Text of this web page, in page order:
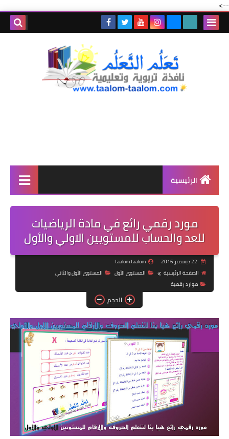
-->
الرئيسية
مورد رقمي رائع في مادة الرياضيات
للعد والحساب للمستويين الاولي والأول
taalom taalom
الصفحة الرئيسية
المستوى الأول
المستوى الأول والثاني
موارد رقمية
الحجم